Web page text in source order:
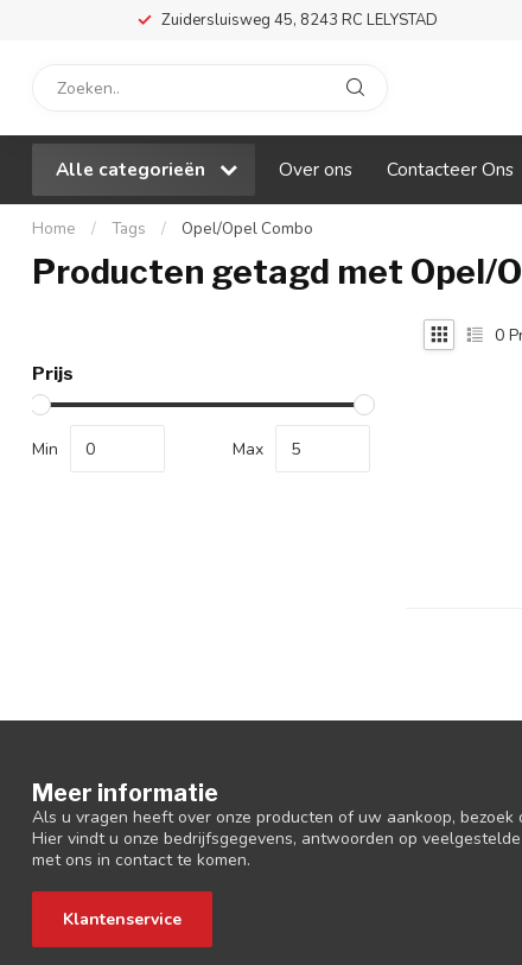
Zuidersluisweg 45, 8243 RC LELYSTAD
Alle categorieën Over ons Contacteer Ons
Home / Tags / Opel/Opel Combo
Producten getagd met Opel/
Prijs
Min Max
0
Meer informatie
Als u vragen heeft over onze producten of uw aankoop, bezoek
Hier vindt u onze bedrijfsgegevens, antwoorden op
met ons in contact te komen.
Klantenservice